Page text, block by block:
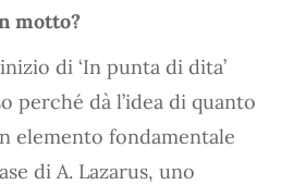
motto?
di ‘In punta di dita’
perché dà l’idea di quanto
elemento fondamentale
di A. Lazarus, uno